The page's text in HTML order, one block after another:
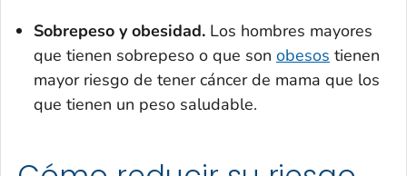
Sobrepeso y obesidad. Los hombres mayores
que tienen sobrepeso o que son obesos tienen
mayor riesgo de tener cáncer de mama que los
que tienen un peso saludable.